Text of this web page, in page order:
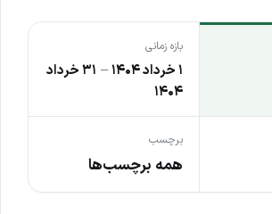
بازه زمانی
۱ خرداد ۱۴۰۴ –
۳۱ خرداد
۱۴۰۴
برچسب
همه برچسب‌ها